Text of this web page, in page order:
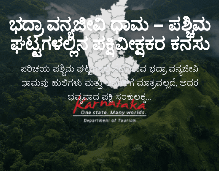
ಭದ್ರಾ ವನ್ಯಜೀವಿ ಧಾಮ – ಪಶ್ಚಿಮ
ಘಟ್ಟಗಳಲ್ಲಿನ ಪಕ್ಷಿವೀಕ್ಷಕರ ಕನಸು
ಪರಿಚಯ ಪಶ್ಚಿಮ ಘಟ್ಟಗಳಲ್ಲಿ ನೆಲೆಸಿರುವ ಭದ್ರಾ ವನ್ಯಜೀವಿ
ಧಾಮವು ಹುಲಿಗಳು ಮತ್ತು ಆನೆಗಳಿಗೆ ಮಾತ್ರವಲ್ಲದೆ, ಅದರ
ಭವ್ಯವಾದ ಪಕ್ಷಿ ಸಂಕುಲಕ್ಕ...